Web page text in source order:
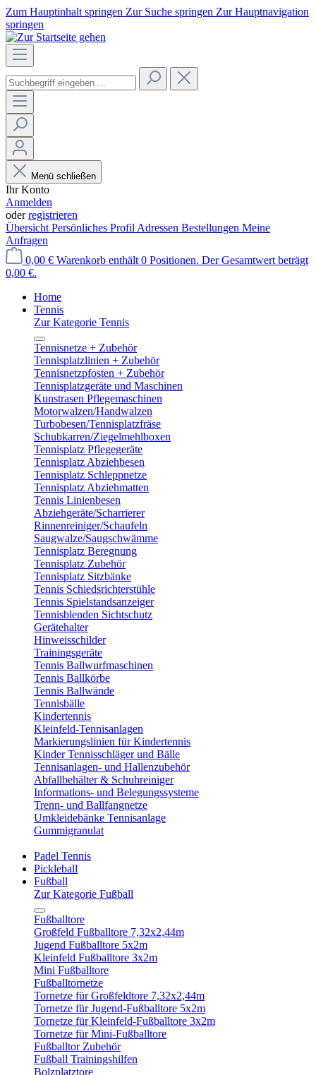
Zum Hauptinhalt springen Zur Suche springen Zur Hauptnavigation
springen
Menü schließen
Ihr Konto
Anmelden
oderregistrieren
Übersicht Persönliches Profil Adressen Bestellungen Meine
Anfragen
0,00 € Warenkorb enthält 0 Positionen. Der Gesamtwert beträgt
0,00 €.
Home
Tennis
Zur Kategorie Tennis
Tennisnetze + Zubehör
Tennisplatzlinien + Zubehör
Tennisnetzpfosten + Zubehör
Tennisplatzgeräte und Maschinen
Kunstrasen Pflegemaschinen
Motorwalzen/Handwalzen
Turbobesen/Tennisplatzfräse
Schubkarren/Ziegelmehlboxen
Tennisplatz Pflegegeräte
Tennisplatz Abziehbesen
Tennisplatz Schleppnetze
Tennisplatz Abziehmatten
Tennis Linienbesen
Abziehgeräte/Scharrierer
Rinnenreiniger/Schaufeln
Saugwalze/Saugschwämme
Tennisplatz Beregnung
Tennisplatz Zubehör
Tennisplatz Sitzbänke
Tennis Schiedsrichterstühle
Tennis Spielstandsanzeiger
Tennisblenden Sichtschutz
Gerätehalter
Hinweisschilder
Trainingsgeräte
Tennis Ballwurfmaschinen
Tennis Ballkörbe
Tennis Ballwände
Tennisbälle
Kindertennis
Kleinfeld-Tennisanlagen
Markierungslinien für Kindertennis
Kinder Tennisschläger und Bälle
Tennisanlagen- und Hallenzubehör
Abfallbehälter & Schuhreiniger
Informations- und Belegungssysteme
Trenn- und Ballfangnetze
Umkleidebänke Tennisanlage
Gummigranulat
Padel Tennis
Pickleball
Fußball
Zur Kategorie Fußball
Fußballtore
Großfeld Fußballtore 7,32x2,44m
Jugend Fußballtore 5x2m
Kleinfeld Fußballtore 3x2m
Mini Fußballtore
Fußballtornetze
Tornetze für Großfeldtore 7,32x2,44m
Tornetze für Jugend-Fußballtore 5x2m
Tornetze für Kleinfeld-Fußballtore 3x2m
Tornetze für Mini-Fußballtore
Fußballtor Zubehör
Fußball Trainingshilfen
Bolzplatztore